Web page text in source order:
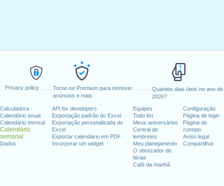
Privacy policy
Torne-se Premium para remover
anúncios e mais
Quantos dias úteis no ano de
2026?
Calculadora
Calendário anual
Calendário mensal
Calendário
semanal
Dados
API for developers
Exportação padrão do Excel
Exportação personalizada do
Excel
Exportar calendário em PDF
Incorporar um widget
Equipes
Todo list
Meus aniversários
Central de
lembretes
Meu planejamento
O otimizador de
férias
Café da manhã
Configuração
Página de login
Página de
contato
Aviso legal
Compartilhar